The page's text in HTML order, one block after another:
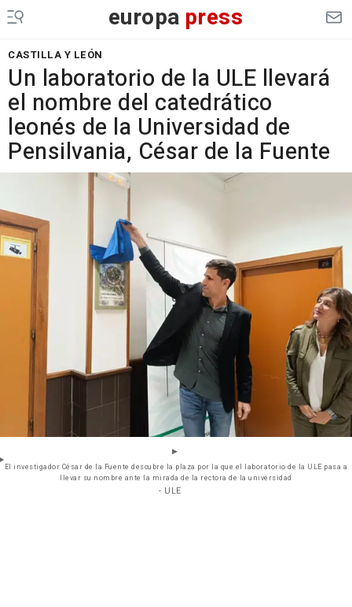
europa press
CASTILLA Y LEÓN
Un laboratorio de la ULE llevará
el nombre del catedrático
leonés de la Universidad de
Pensilvania, César de la Fuente
El investigador César de la Fuente descubre la plaza por la que el laboratorio de la ULE pasa a
llevar su nombre ante la mirada de la rectora de la universidad
- ULE